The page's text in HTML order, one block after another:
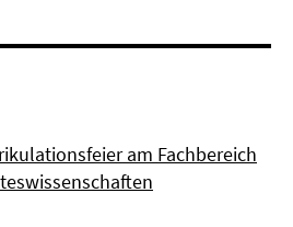
am Fachbereich